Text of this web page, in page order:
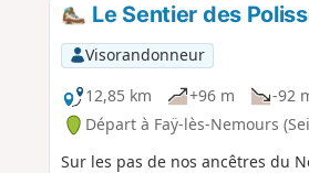
Le Sentier des
Visorandonneur
12,85 km
+96 m -92
Départ à Faÿ-lès-Nemours
Sur les pas de nos ancêtres du